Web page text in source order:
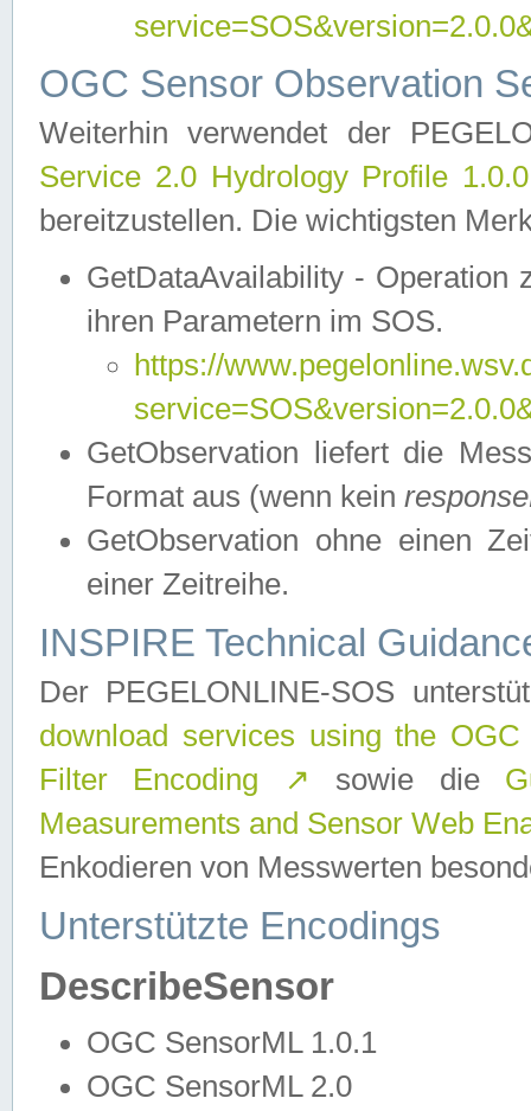
OGC Sensor Observation
Weiterhin verwendet der
Service 2.0 Hydrology Profile
bereitzustellen. Die wichtigsten
GetDataAvailability - Operation
ihren Parametern im SOS.
https://
GetObservation liefert die
Format aus (wenn kein
GetObservation ohne einen
einer Zeitreihe.
INSPIRE Technical
Der PEGELONLINE-SOS
download services using the
Filter Encoding
↗ sowie die
Measurements and Sensor Web
Enkodieren von Messwerten
Unterstützte Encodings
DescribeSensor
OGC SensorML 1.0.1
OGC SensorML 2.0